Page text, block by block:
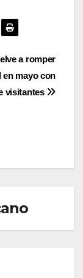
a romper
en mayo con
visitantes